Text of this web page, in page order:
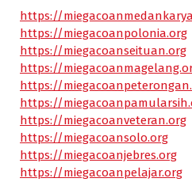
https://
https://miegacoanpolonia.org
https://miegacoanseituan.org
https://
https://
https://
https://miegacoanveteran.org
https://miegacoansolo.org
https://miegacoanjebres.org
https://miegacoanpelajar.org